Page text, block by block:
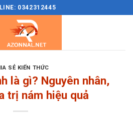
0342312445
SẺ KIẾN THỨC
là gì? Nguyên nhân,
trị nám hiệu quả